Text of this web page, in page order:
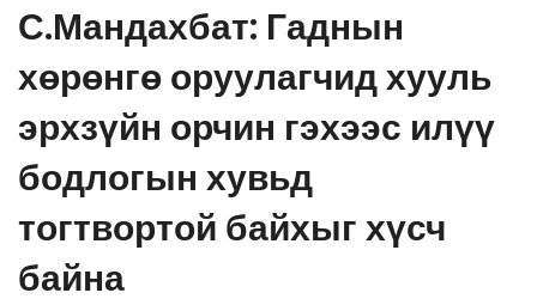
С.Мандахбат: Гаднын
хөрөнгө оруулагчид хууль
эрхзүйн орчин гэхээс илүү
бодлогын хувьд
тогтвортой байхыг хүсч
байна